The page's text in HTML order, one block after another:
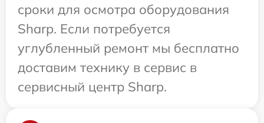
сроки для осмотра оборудования
Sharp. Если потребуется
углубленный ремонт мы бесплатно
доставим технику в сервис в
сервисный центр Sharp.